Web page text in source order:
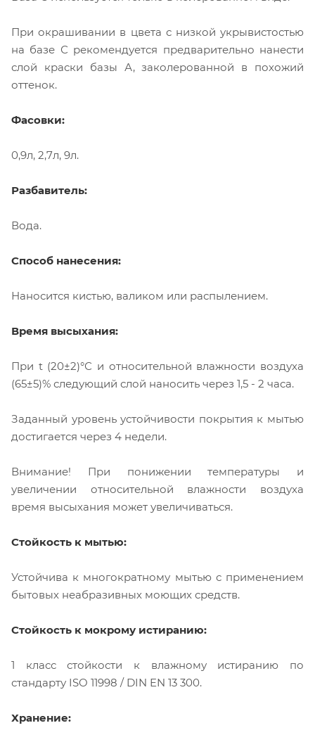
При окрашивании в цвета с низкой укрывистостью
на базе С рекомендуется предварительно нанести
слой краски базы А, заколерованной в похожий
оттенок.
Фасовки:
0,9л, 2,7л, 9л.
Разбавитель:
Вода.
Способ нанесения:
Наносится кистью, валиком или распылением.
Время высыхания:
При t (20±2)°С и относительной влажности воздуха
(65±5)% следующий слой наносить через 1,5 - 2 часа.
Заданный уровень устойчивости покрытия к мытью
достигается через 4 недели.
Внимание! При понижении температуры и
увеличении относительной влажности воздуха
время высыхания может увеличиваться.
Стойкость к мытью:
Устойчива к многократному мытью с применением
бытовых неабразивных моющих средств.
Стойкость к мокрому истиранию:
1 класс стойкости к влажному истиранию по
стандарту ISO 11998 / DIN EN 13 300.
Хранение: